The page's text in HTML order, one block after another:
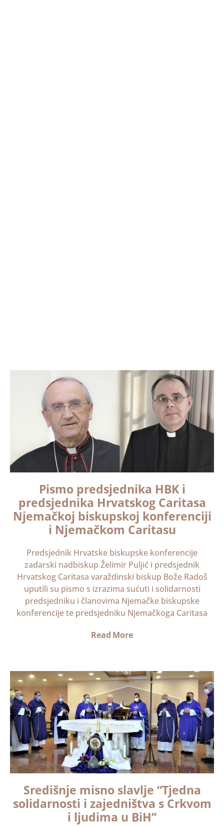
Pismo predsjednika HBK i
predsjednika Hrvatskog Caritasa
Njemačkoj biskupskoj konferenciji
i Njemačkom Caritasu
Predsjednik Hrvatske biskupske konferencije
zadarski nadbiskup Želimir Puljić i predsjednik
Hrvatskog Caritasa varaždinski biskup Bože Radoš
uputili su pismo s izrazima sućuti i solidarnosti
predsjedniku i članovima Njemačke biskupske
konferencije te predsjedniku Njemačkoga Caritasa
Read More
Središnje misno slavlje “Tjedna
solidarnosti i zajedništva s Crkvom
i ljudima u BiH”